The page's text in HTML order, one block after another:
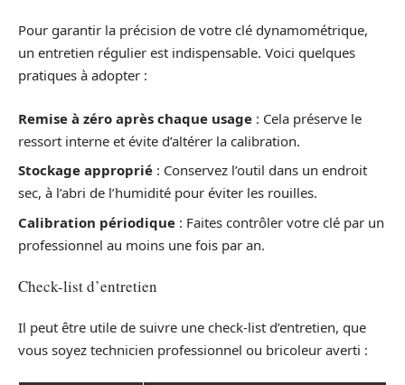
Pour garantir la précision de votre clé dynamométrique,
un entretien régulier est indispensable. Voici quelques
pratiques à adopter :
Remise à zéro après chaque usage : Cela préserve le
ressort interne et évite d’altérer la calibration.
Stockage approprié : Conservez l’outil dans un endroit
sec, à l’abri de l’humidité pour éviter les rouilles.
Calibration périodique : Faites contrôler votre clé par un
professionnel au moins une fois par an.
Check-list d’entretien
Il peut être utile de suivre une check-list d’entretien, que
vous soyez technicien professionnel ou bricoleur averti :